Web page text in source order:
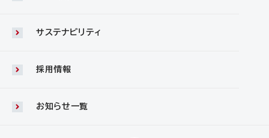
サステナビリティ
採用情報
お知らせ一覧